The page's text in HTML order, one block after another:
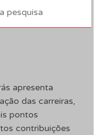
apresenta
das carreiras,
pontos
contribuições